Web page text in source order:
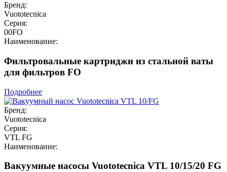
Бренд:
Vuototecnica
Серия:
00FO
Наименование:
Фильтровальные картриджи из стальной ваты
для фильтров FO
Подробнее
Бренд:
Vuototecnica
Серия:
VTL FG
Наименование:
Вакуумные насосы Vuototecnica VTL 10/15/20 FG